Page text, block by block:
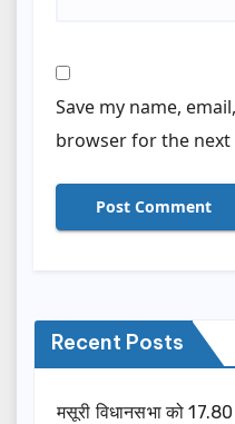
Save my name,
browser for the
Recent Posts
मसूरी विधानसभा को